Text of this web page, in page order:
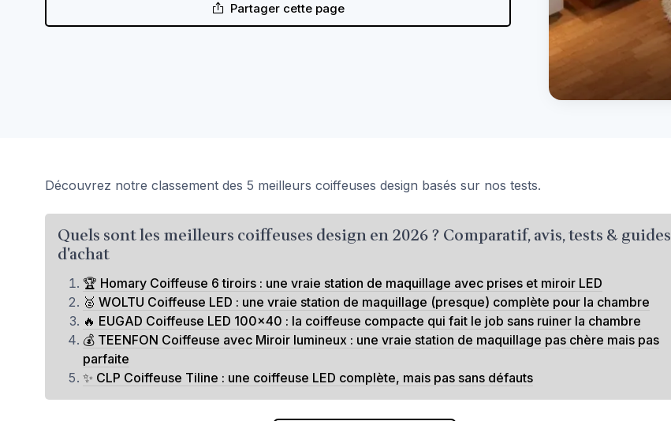
Partager cette page
Découvrez notre classement des 5 meilleurs coiffeuses design basés sur nos tests.
Quels sont les meilleurs coiffeuses design en 2026 ? Comparatif, avis, tests & guides
d'achat
🏆 Homary Coiffeuse 6 tiroirs : une vraie station de maquillage avec prises et miroir LED
🥈 WOLTU Coiffeuse LED : une vraie station de maquillage (presque) complète pour la chambre
🔥 EUGAD Coiffeuse LED 100x40 : la coiffeuse compacte qui fait le job sans ruiner la chambre
💰 TEENFON Coiffeuse avec Miroir lumineux : une vraie station de maquillage pas chère mais pas
parfaite
✨ CLP Coiffeuse Tiline : une coiffeuse LED complète, mais pas sans défauts